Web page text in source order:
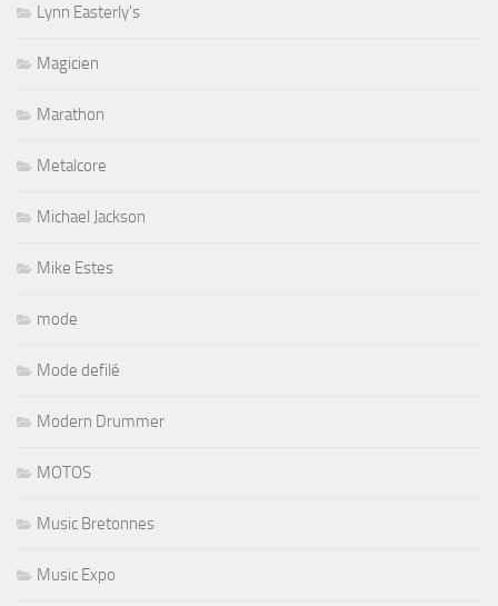
Lynn Easterly's
Magicien
Marathon
Metalcore
Michael Jackson
Mike Estes
mode
Mode defilé
Modern Drummer
MOTOS
Music Bretonnes
Music Expo